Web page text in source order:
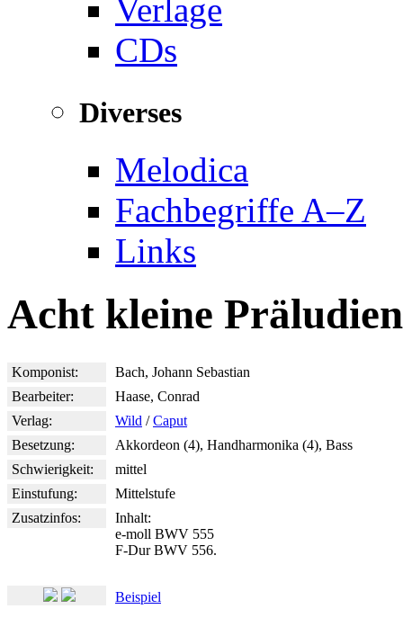
Verlage
CDs
Diverses
Melodica
Fachbegriffe A–Z
Links
Acht kleine
Komponist:
Bach, Johann Sebastian
Bearbeiter:
Haase, Conrad
Verlag:
Wild /Caput
Besetzung:
Akkordeon (4), Handharmonika (4), Bass
Schwierigkeit:
mittel
Einstufung:
Mittelstufe
Zusatzinfos:
Inhalt:
e-moll BWV 555
F-Dur BWV 556.
Beispiel